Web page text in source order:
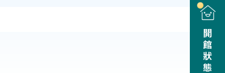
開館狀態